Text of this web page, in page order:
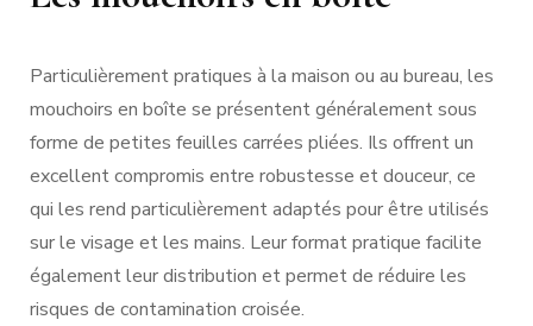
Particulièrement pratiques à la maison ou au bureau, les
mouchoirs en boîte se présentent généralement sous
forme de petites feuilles carrées pliées. Ils offrent un
excellent compromis entre robustesse et douceur, ce
qui les rend particulièrement adaptés pour être utilisés
sur le visage et les mains. Leur format pratique facilite
également leur distribution et permet de réduire les
risques de contamination croisée.